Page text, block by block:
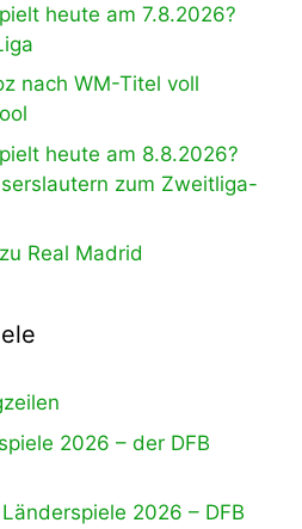
heute am 7.8.2026?
nach WM-Titel voll
heute am 8.8.2026?
zum Zweitliga-
Real Madrid
2026 – der DFB
2026 – DFB